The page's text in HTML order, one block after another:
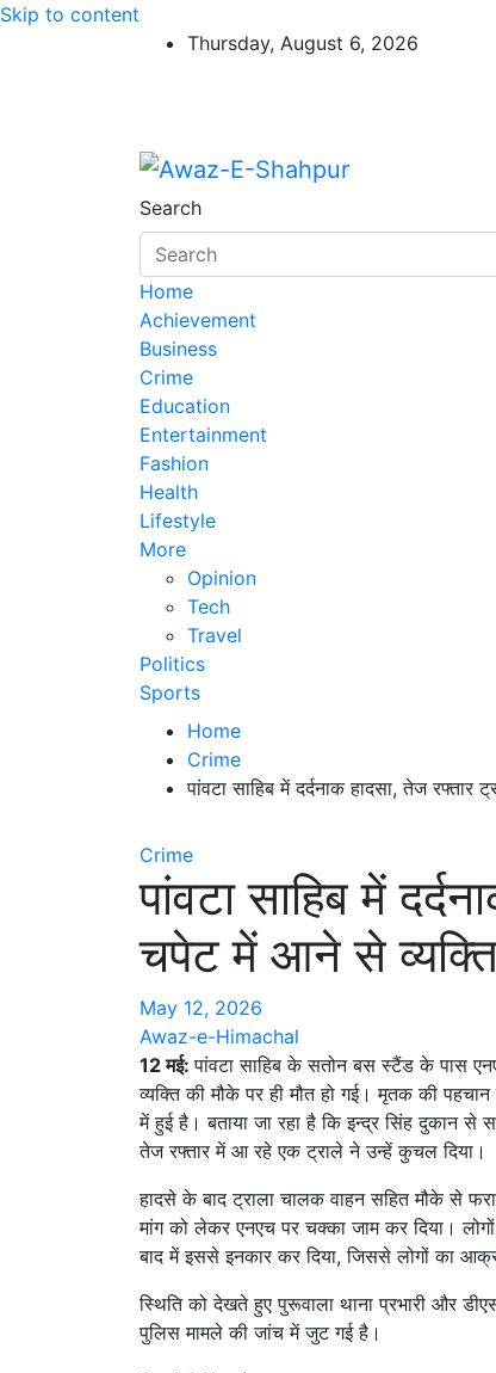
Skip to content
Thursday, August 6, 2026
Awaz-E-Shahpur
Search
Home
Achievement
Business
Crime
Education
Entertainment
Fashion
Health
Lifestyle
More
Opinion
Tech
Travel
Politics
Sports
Home
Crime
पांवटा साहिब में दर्दनाक हादसा, तेज
Crime
पांवटा साहिब में
चपेट में आने से
May 12, 2026
Awaz-e-Himachal
12 मई:पांवटा साहिब के सतोन बस स्टैंड के पास
व्यक्ति की मौके पर ही मौत हो गई। मृतक की
में हुई है। बताया जा रहा है कि इन्द्र सिंह दुकान
तेज रफ्तार में आ रहे एक ट्राले ने उन्हें कुचल दिया।
हादसे के बाद ट्राला चालक वाहन सहित मौके से
मांग को लेकर एनएच पर चक्का जाम कर दिया।
बाद में इससे इनकार कर दिया, जिससे लोगों का
स्थिति को देखते हुए पुरूवाला थाना प्रभारी और
पुलिस मामले की जांच में जुट गई है।